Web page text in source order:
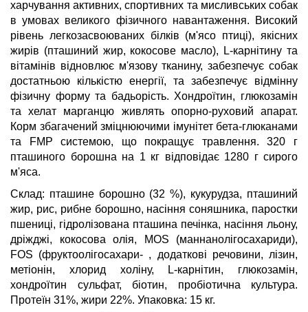
харчування активних, спортивних та мисливських собак
в умовах великого фізичного навантаження. Високий
рівень легкозасвоюваних білків (м'ясо птиці), якісних
жирів (пташиний жир, кокосове масло), L-карнітину та
вітамінів відновлює м'язову тканину, забезпечує собак
достатньою кількістю енергії, та забезпечує відмінну
фізичну форму та бадьорість. Хондроїтин, глюкозамін
та хелат марганцю живлять опорно-руховий апарат.
Корм збагачений зміцнюючими імунітет бета-глюканами
та FMP системою, що покращує травлення. 320 г
пташиного борошна на 1 кг відповідає 1280 г сирого
м'яса.
Склад: пташине борошно (32 %), кукурудза, пташиний
жир, рис, рибне борошно, насіння соняшника, паростки
пшениці, гідролізована пташина печінка, насіння льону,
дріжджі, кокосова олія, MOS (маннанолігосахариди),
FOS (фруктоолігосахари- , додаткові речовини, лізин,
метіонін, хлорид холіну, L-карнітин, глюкозамін,
хондроїтин сульфат, біотин, пробіотична культура.
Протеїн 31%, жири 22%. Упаковка: 15 кг.